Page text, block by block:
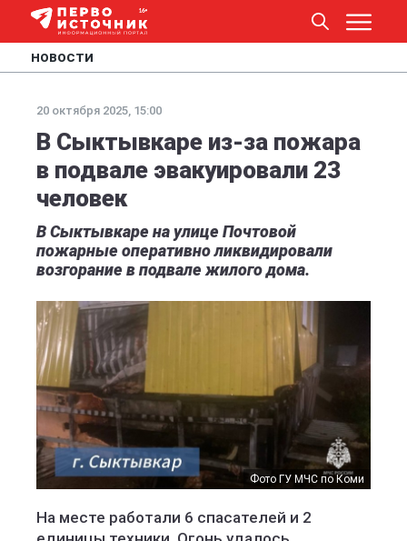
НОВОСТИ
20 октября 2025, 15:00
В Сыктывкаре из-за пожара
в подвале эвакуировали 23
человек
В Сыктывкаре на улице Почтовой
пожарные оперативно ликвидировали
возгорание в подвале жилого дома.
Фото ГУ МЧС по Коми
На месте работали 6 спасателей и 2